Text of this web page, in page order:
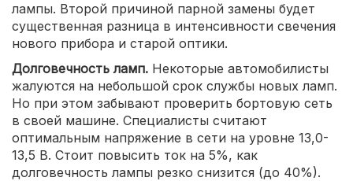
лампы. Второй причиной парной замены будет
существенная разница в интенсивности свечения
нового прибора и старой оптики.
Долговечность ламп. Некоторые автомобилисты
жалуются на небольшой срок службы новых ламп.
Но при этом забывают проверить бортовую сеть
в своей машине. Специалисты считают
оптимальным напряжение в сети на уровне 13,0-
13,5 В. Стоит повысить ток на 5%, как
долговечность лампы резко снизится (до 40%).